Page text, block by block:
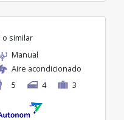
o similar
Manual
Aire acondicionado
5
4 3